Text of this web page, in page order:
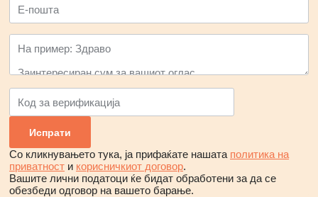
Со кликнувањето тука, ја прифаќате нашата политика на
приватност и корисничкиот договор.
Вашите лични податоци ќе бидат обработени за да се
обезбеди одговор на вашето барање.